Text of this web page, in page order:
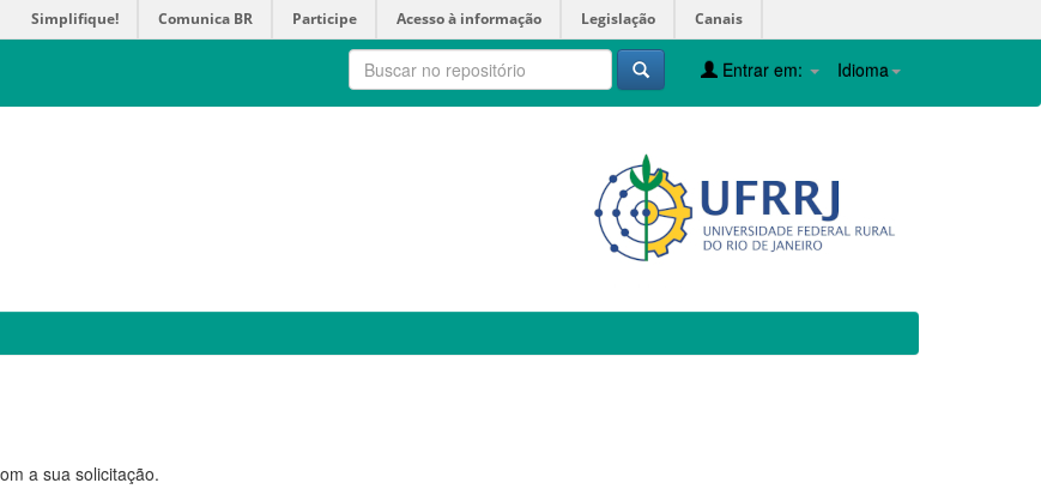
Simplifique! Comunica BR Participe Acesso à informação Legislação Canais
Idioma
Entrar em:
a sua solicitação.